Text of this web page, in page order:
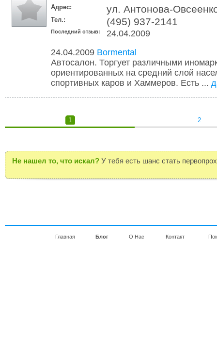
Адрес: ул. Антонова-
Тел.: (495) 937-2141
Последний отзыв:
24.04.2009
24.04.2009 Bormental
Автосалон. Торгует различными
ориентированных на средний слой
спортивных каров и Хаммеров. Есть ...
1 2
Не нашел то, что искал? У тебя есть шанс стать
Главная Блог О Нас Контакт